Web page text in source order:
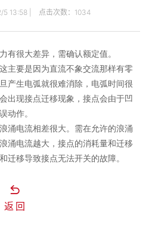
5 13:58 | 点击次数：1034
有很大差异，需确认额定值。
主要是因为直流不象交流那样有零
产生电弧就很难消除，电弧时间很
出现接点迁移现象，接点会由于凹
动作。
涌电流相差很大。需在允许的浪涌
涌电流越大，接点的消耗量和迁移
迁移导致接点无法开关的故障。
返回